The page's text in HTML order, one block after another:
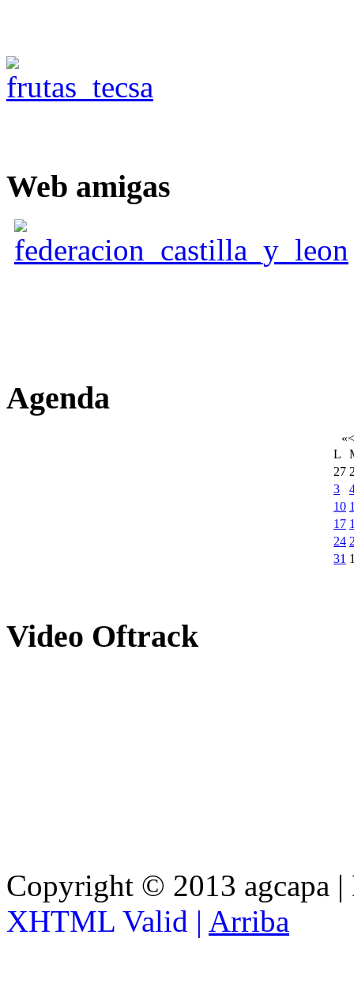
Web amigas
Agenda
«<
L
27
3
10
17
24
31
Video Oftrack
Copyright © 2013 agcapa
XHTML Valid | Arriba